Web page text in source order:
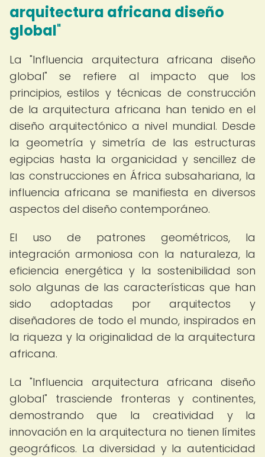
arquitectura africana diseño
global"
La "Influencia arquitectura africana diseño
global" se refiere al impacto que los
principios, estilos y técnicas de construcción
de la arquitectura africana han tenido en el
diseño arquitectónico a nivel mundial. Desde
la geometría y simetría de las estructuras
egipcias hasta la organicidad y sencillez de
las construcciones en África subsahariana, la
influencia africana se manifiesta en diversos
aspectos del diseño contemporáneo.
El uso de patrones geométricos, la
integración armoniosa con la naturaleza, la
eficiencia energética y la sostenibilidad son
solo algunas de las características que han
sido adoptadas por arquitectos y
diseñadores de todo el mundo, inspirados en
la riqueza y la originalidad de la arquitectura
africana.
La "Influencia arquitectura africana diseño
global" trasciende fronteras y continentes,
demostrando que la creatividad y la
innovación en la arquitectura no tienen límites
geográficos. La diversidad y la autenticidad